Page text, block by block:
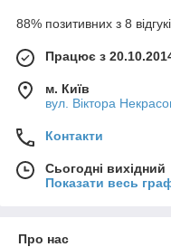
88% позитивних з 8
Працює з
м. Київ
вул. Вiктора
Контакти
Сьогодні вихідний
Показати весь
Про нас